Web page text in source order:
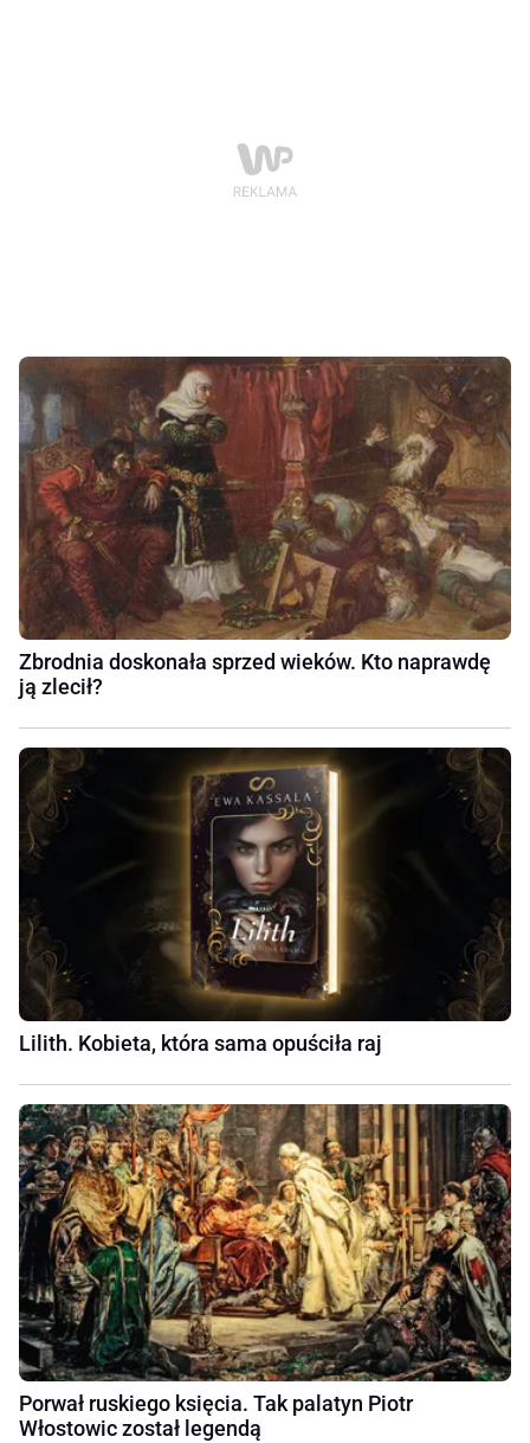
Zbrodnia doskonała sprzed wieków. Kto naprawdę
ją zlecił?
Lilith. Kobieta, która sama opuściła raj
Porwał ruskiego księcia. Tak palatyn Piotr
Włostowic został legendą